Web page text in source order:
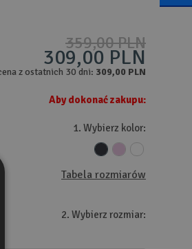
359,00 PLN
309,00 PLN
z ostatnich 30 dni: 309,00 PLN
Aby dokonać zakupu:
1. Wybierz kolor:
Tabela rozmiarów
2. Wybierz rozmiar: